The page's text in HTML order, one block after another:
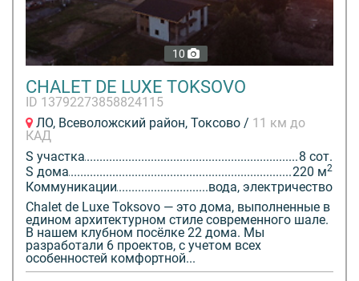
10
CHALET DE LUXE TOKSOVO
ID 13792273858824115
ЛО, Всеволожский район, Токсово / 11 км до
КАД
S участка
8 сот.
S дома
220 м2
Коммуникации
вода, электричество
Chalet de Luxe Toksovo — это дома, выполненные в
едином архитектурном стиле современного шале.
В нашем клубном посёлке 22 дома. Мы
разработали 6 проектов, с учетом всех
особенностей комфортной...